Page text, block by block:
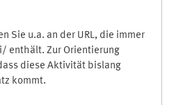
Sie u.a. an der URL, die immer
enthält. Zur Orientierung
diese Aktivität bislang
kommt.